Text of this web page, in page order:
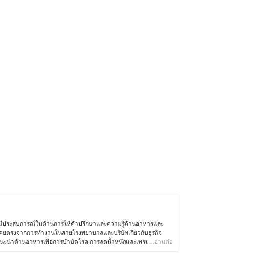
ระสบการณ์ในด้านการให้คำปรึกษาและความรู้ด้านอาหารและ
ตรงจากการทำงานในสายโรงพยาบาลและบริษัทเกี่ยวกับธุรกิจ
นำด้านอาหารเพื่อการบำบัดโรค การลดน้ำหนักและเทรนด์อาหาร
…อ่านต่อ